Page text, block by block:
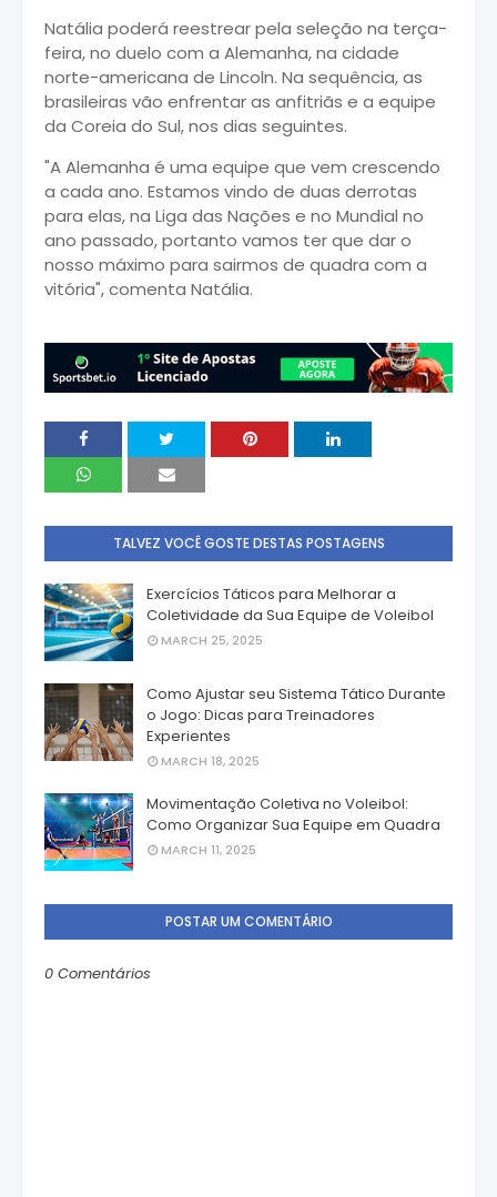
Natália poderá reestrear pela seleção na terça-
feira, no duelo com a Alemanha, na cidade
norte-americana de Lincoln. Na sequência, as
brasileiras vão enfrentar as anfitriãs e a equipe
da Coreia do Sul, nos dias seguintes.
"A Alemanha é uma equipe que vem crescendo
a cada ano. Estamos vindo de duas derrotas
para elas, na Liga das Nações e no Mundial no
ano passado, portanto vamos ter que dar o
nosso máximo para sairmos de quadra com a
vitória", comenta Natália.
TALVEZ VOCÊ GOSTE DESTAS POSTAGENS
Exercícios Táticos para Melhorar a
Coletividade da Sua Equipe de Voleibol
MARCH 25, 2025
Como Ajustar seu Sistema Tático Durante
o Jogo: Dicas para Treinadores
Experientes
MARCH 18, 2025
Movimentação Coletiva no Voleibol:
Como Organizar Sua Equipe em Quadra
MARCH 11, 2025
POSTAR UM COMENTÁRIO
0 Comentários